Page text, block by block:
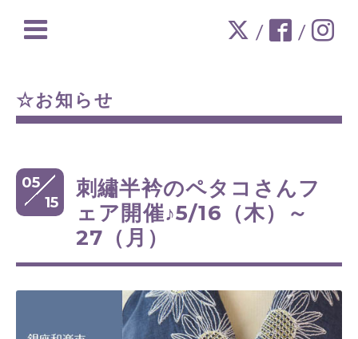
/ /
☆お知らせ
05
15
刺繡半衿のペタコさんフ
ェア開催♪5/16（木）～
27（月）